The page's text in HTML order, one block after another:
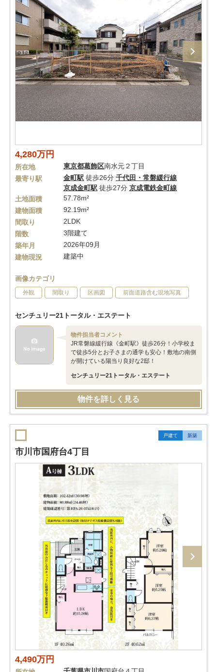
4,280万円
所在地 東京都葛飾区南水元２丁目
最寄り駅
金町駅 徒歩26分 千代田・常磐緩行線
京成金町駅 徒歩27分 京成電鉄金町線
土地面積
57.78m²
建物面積
92.19m²
間取り
2LDK
階数
3階建て
築年月
2026年09月
建物現況
建築中
画像カテゴリ
外観 間取り 区画図 前面道路含む現地写真
センチュリー21トータル・エステート
物件担当者コメント
JR常磐線緩行線《金町駅》徒歩26分！小学校ま
で徒歩5分とお子さまの通学も安心！敷地の南側
が開けている陽当り良好な2邸！
センチュリー21トータル・エステート
物件を詳しく見る
戸建て 新築
市川市国府台4丁目
4,490万円